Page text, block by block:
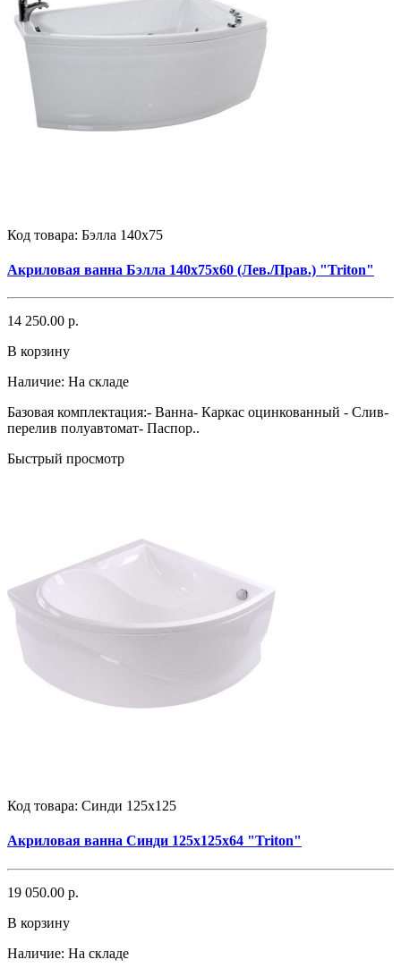
Код товара: Бэлла 140x75
Акриловая ванна Бэлла 140x75x60 (Лев./Прав.) "Triton"
14 250.00 р.
В корзину
Наличие: На складе
Базовая комплектация:- Ванна- Каркас оцинкованный - Слив-
перелив полуавтомат- Паспор..
Быстрый просмотр
Код товара: Синди 125x125
Акриловая ванна Синди 125x125x64 "Triton"
19 050.00 р.
В корзину
Наличие: На складе